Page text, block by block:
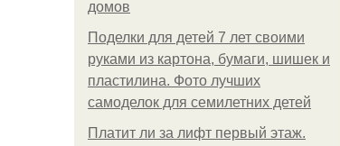
домов
Поделки для детей 7 лет своими
руками из картона, бумаги, шишек и
пластилина. Фото лучших
самоделок для семилетних детей
Платит ли за лифт первый этаж.